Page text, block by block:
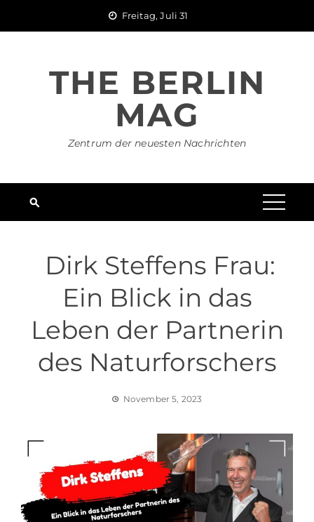
Freitag, Juli 31
THE BERLIN
MAG
Zentrum der neuesten Nachrichten
Dirk Steffens Frau:
Ein Blick in das
Leben der Partnerin
des Naturforschers
November 5, 2023